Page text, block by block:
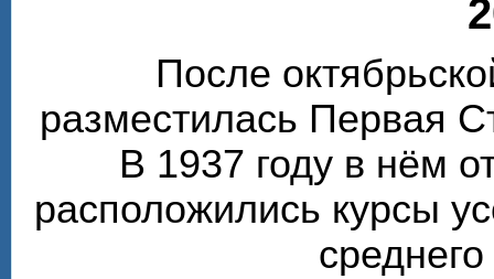
После
разместилась Первая
В 1937 году в нём
расположились курсы